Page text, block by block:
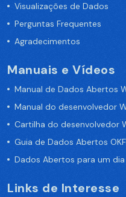
Visualizações de Dados
Perguntas Frequentes
Agradecimentos
Manuais e Vídeos
Manual de Dados Abertos
Manual do desenvolvedor
Cartilha do desenvolvedor
Guia de Dados Abertos
Dados Abertos para um
Links de Interesse